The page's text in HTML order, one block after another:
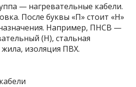
— нагревательные кабели.
После буквы «П» стоит «Н»
Например, ПНСВ —
(Н), стальная
изоляция ПВХ.